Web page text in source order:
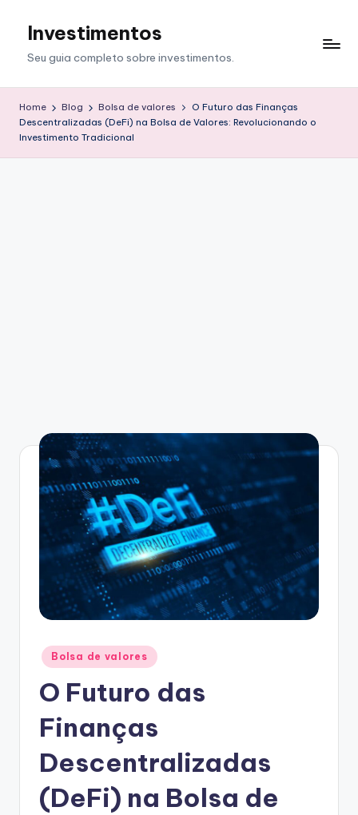
Investimentos
Seu guia completo sobre investimentos.
Home Blog Bolsa de valores
O Futuro das Finanças
Descentralizadas (DeFi) na Bolsa de Valores: Revolucionando o
Investimento Tradicional
Posted
in
Bolsa de valores
O Futuro das
Finanças
Descentralizadas
(DeFi) na Bolsa de